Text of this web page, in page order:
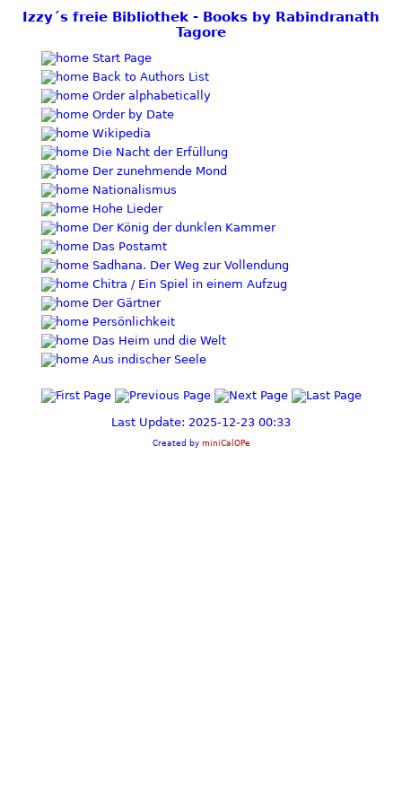
Izzy´s freie Bibliothek - Books by Rabindranath
Tagore
Start Page
Back to Authors List
Order alphabetically
Order by Date
Wikipedia
Die Nacht der Erfüllung
Der zunehmende Mond
Nationalismus
Hohe Lieder
Der König der dunklen Kammer
Das Postamt
Sadhana. Der Weg zur Vollendung
Chitra / Ein Spiel in einem Aufzug
Der Gärtner
Persönlichkeit
Das Heim und die Welt
Aus indischer Seele
Last Update: 2025-12-23 00:33
Created by miniCalOPe